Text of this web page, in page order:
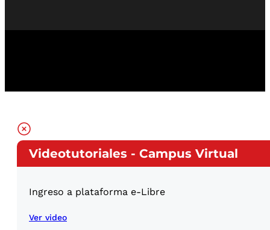
Videotutoriales - Campus Virtual
Ingreso a plataforma e-Libre
Ver video